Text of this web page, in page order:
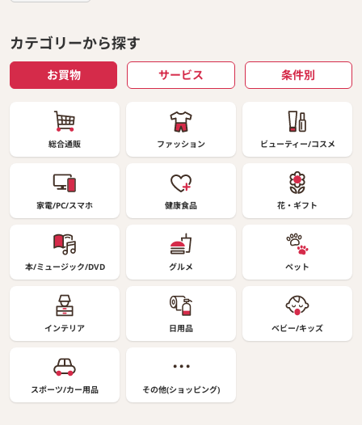
カテゴリーから探す
お買物 サービス 条件別
総合通販 ファッション ビューティー/コスメ
家電/PC/スマホ 健康食品 花・ギフト
本/ミュージック/DVD グルメ ペット
インテリア 日用品 ベビー/キッズ
スポーツ/カー用品 その他(ショッピング)